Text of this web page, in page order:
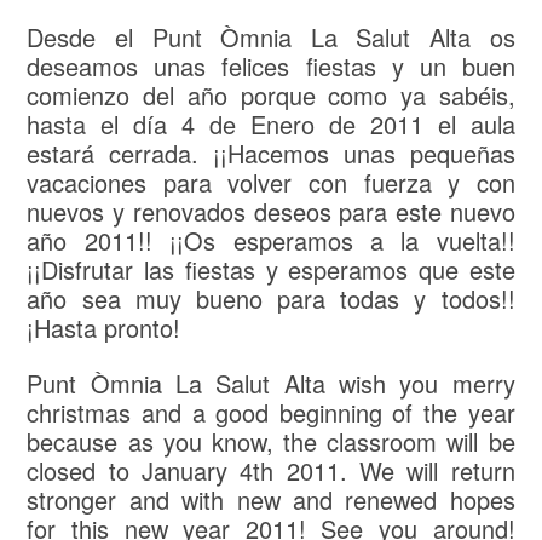
Desde el Punt Òmnia La Salut Alta os
deseamos unas felices fiestas y un buen
comienzo del año porque como ya sabéis,
hasta el día 4 de Enero de 2011 el aula
estará cerrada. ¡¡Hacemos unas pequeñas
vacaciones para volver con fuerza y con
nuevos y renovados deseos para este nuevo
año 2011!! ¡¡Os esperamos a la vuelta!!
¡¡Disfrutar las fiestas y esperamos que este
año sea muy bueno para todas y todos!!
¡Hasta pronto!
Punt Òmnia La Salut Alta wish you merry
christmas and a good beginning of the year
because as you know, the classroom will be
closed to January 4th 2011. We will return
stronger and with new and renewed hopes
for this new year 2011! See you around!